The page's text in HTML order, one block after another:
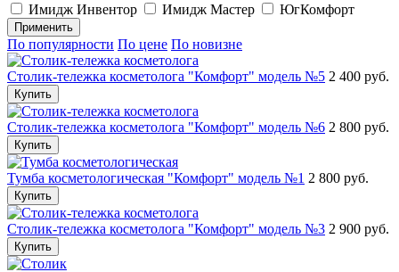
Имидж Инвентор
Имидж Мастер ЮгКомфорт
Применить
По популярности По цене По новизне
Столик-тележка косметолога "Комфорт" модель №5 2 400 руб.
Купить
Столик-тележка косметолога "Комфорт" модель №6 2 800 руб.
Купить
Тумба косметологическая "Комфорт" модель №1 2 800 руб.
Купить
Столик-тележка косметолога "Комфорт" модель №3 2 900 руб.
Купить